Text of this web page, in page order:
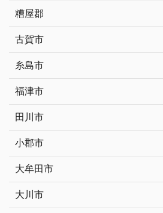
糟屋郡
古賀市
糸島市
福津市
田川市
小郡市
大牟田市
大川市